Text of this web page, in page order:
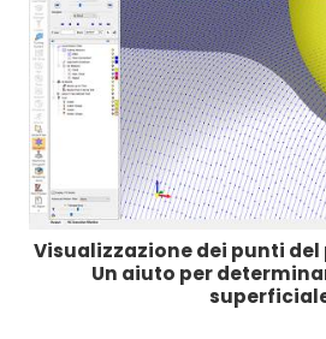
Visualizzazione dei punti
Un aiuto per